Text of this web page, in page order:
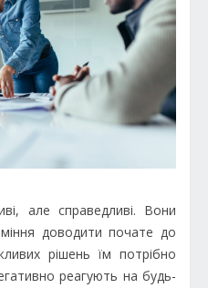
але справедливі. Вони
доводити почате до
рішень їм потрібно
реагують на будь-